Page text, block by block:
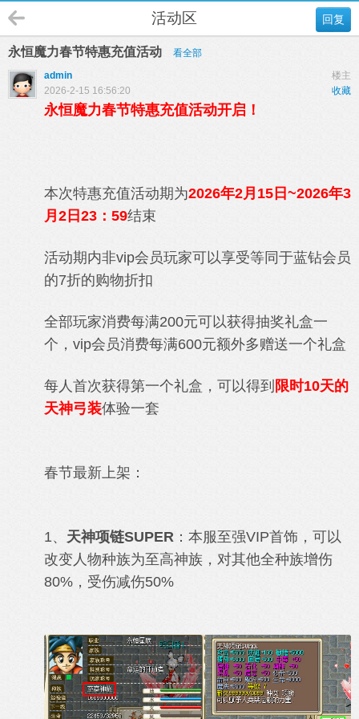
回复
活动区
永恒魔力春节特惠充值活动
看全部
楼主
admin
收藏
2026-2-15 16:56:20
永恒魔力春节特惠充值活动开启！
本次特惠充值活动期为2026年2月15日~2026年3
月2日23：59结束
活动期内非vip会员玩家可以享受等同于蓝钻会员
的7折的购物折扣
全部玩家消费每满200元可以获得抽奖礼盒一
个，vip会员消费每满600元额外多赠送一个礼盒
每人首次获得第一个礼盒，可以得到 限时10天的
天神弓装体验一套
春节最新上架：
1、 天神项链SUPER ：本服至强VIP首饰，可以
改变人物种族为至高神族，对其他全种族增伤
80%，受伤减伤50%